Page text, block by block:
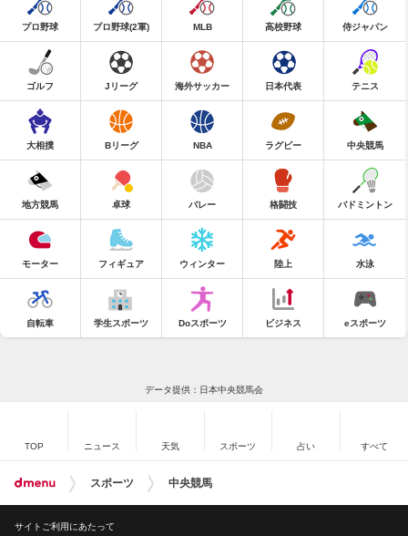
プロ野球 プロ野球(2軍) MLB 高校野球 侍ジャパン
ゴルフ Jリーグ 海外サッカー 日本代表 テニス
大相撲 Bリーグ NBA ラグビー 中央競馬
地方競馬 卓球 バレー 格闘技 バドミントン
モーター フィギュア ウィンター 陸上 水泳
自転車 学生スポーツ Doスポーツ ビジネス eスポーツ
データ提供：日本中央競馬会
TOP ニュース 天気 スポーツ 占い すべて
スポーツ 中央競馬
サイトご利用にあたって